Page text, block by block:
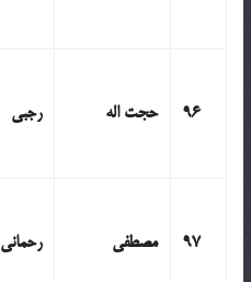
96 حجت اله رجبی
97 مصطفی رحمانی